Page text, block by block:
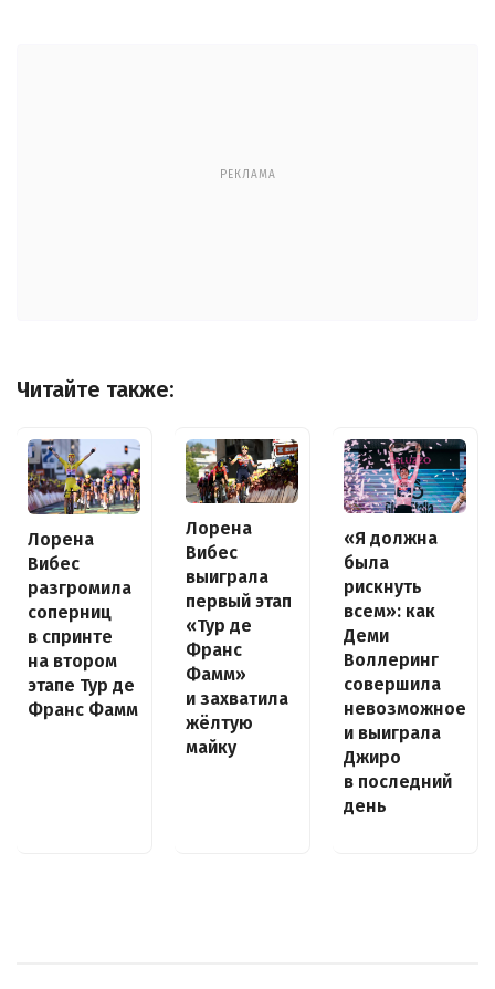
РЕКЛАМА
Читайте также:
Лорена
Вибес
разгромила
соперниц
в спринте
на втором
этапе Тур де
Франс Фамм
Лорена
Вибес
выиграла
первый этап
«Тур де
Франс
Фамм»
и захватила
жёлтую
майку
«Я должна
была
рискнуть
всем»: как
Деми
Воллеринг
совершила
невозможное
и выиграла
Джиро
в последний
день